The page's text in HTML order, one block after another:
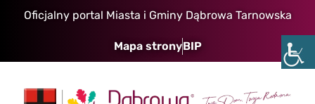
Oficjalny portal Miasta i Gminy Dąbrowa Tarnowska
Mapa stronyBIP